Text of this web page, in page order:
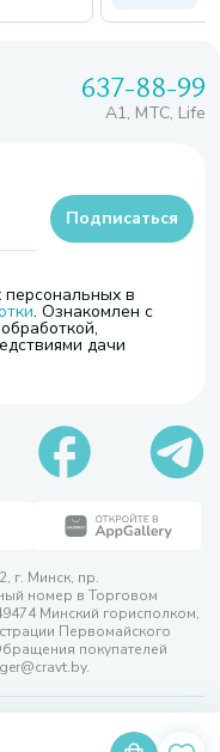
637-88-99
A1, МТС, Life
в
. Ознакомлен с
дачи
Подписаться
г. Минск, пр.
номер в Торговом
Минский горисполком,
Первомайского
покупателей